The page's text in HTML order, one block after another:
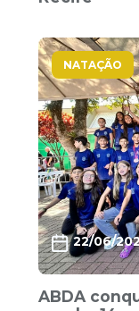
NATAÇÃO
22/06/
ABDA